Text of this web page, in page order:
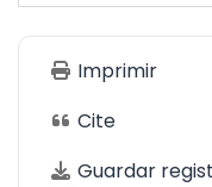
Imprimir
Cite
Guardar